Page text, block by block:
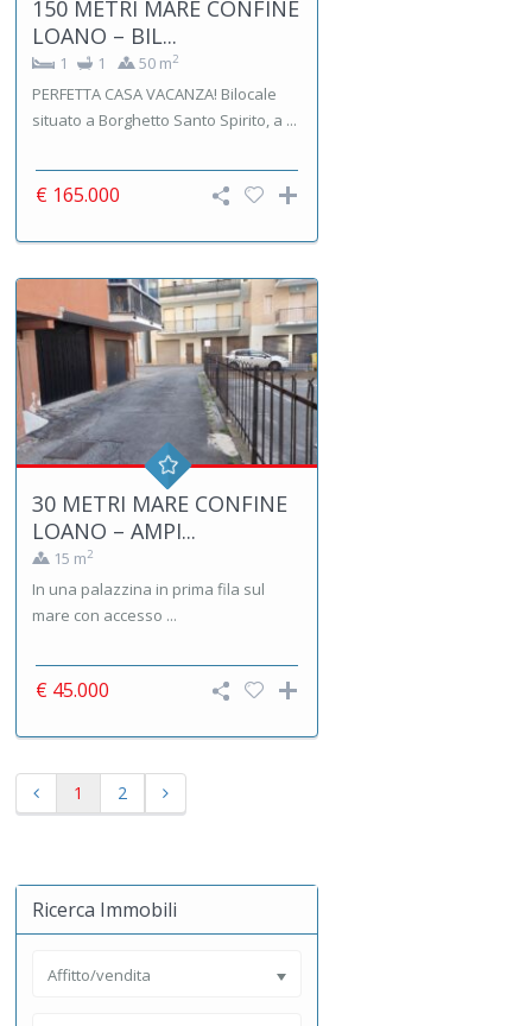
150 METRI MARE CONFINE
LOANO – BIL...
1 1 50 m2
PERFETTA CASA VACANZA! Bilocale
situato a Borghetto Santo Spirito, a ...
€ 165.000
30 METRI MARE CONFINE
LOANO – AMPI...
15 m2
In una palazzina in prima fila sul
mare con accesso ...
€ 45.000
1 2
Ricerca Immobili
Affitto/vendita